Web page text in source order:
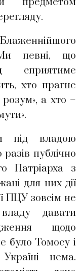
певні, що
сприятиме
хто прагне
а хто –
під владою
публічно
Патріарха з
для них дії
ПЦУ зовсім не
давати
щодо
було Томосу і
нема.